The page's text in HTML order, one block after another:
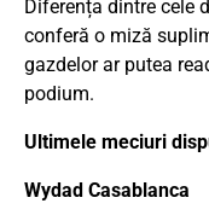
Diferența dintre cele
conferă o miză
gazdelor ar putea
podium.
Ultimele meciuri
Wydad Casablanca